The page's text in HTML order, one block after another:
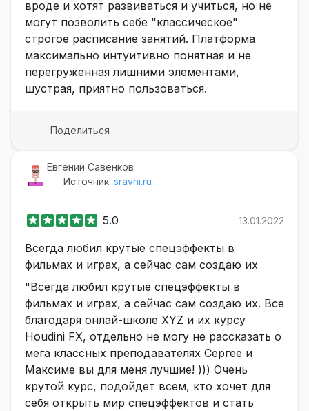
вроде и хотят развиваться и учиться, но не
могут позволить себе "классическое"
строгое расписание занятий. Платформа
максимально интуитивно понятная и не
перегруженная лишними элементами,
шустрая, приятно пользоваться.
Поделиться
Евгений Савенков
Источник: sravni.ru
5.0 13.01.2022
Всегда любил крутые спецэффекты в
фильмах и играх, а сейчас сам создаю их
"Всегда любил крутые спецэффекты в
фильмах и играх, а сейчас сам создаю их. Все
благодаря онлай-школе XYZ и их курсу
Houdini FX, отдельно не могу не рассказать о
мега классных преподавателях Сергее и
Максиме вы для меня лучшие! ))) Очень
крутой курс, подойдет всем, кто хочет для
себя открыть мир спецэффектов и стать